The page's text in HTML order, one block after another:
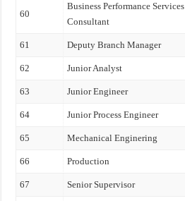
60
Business Performance Services
Consultant
61 Deputy Branch Manager
62 Junior Analyst
63 Junior Engineer
64 Junior Process Engineer
65 Mechanical Enginering
66 Production
67 Senior Supervisor